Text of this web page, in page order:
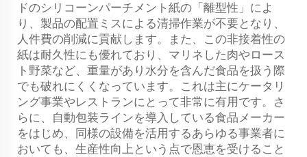
ドのシリコーンパーチメント紙の「離型性」によ
り、製品の配置ミスによる清掃作業が不要となり、
人件費の削減に貢献します。また、この非接着性の
紙は耐久性にも優れており、マリネした肉やロース
ト野菜など、重量があり水分を含んだ食品を扱う際
でも破れにくくなっています。これは主にケータリ
ング事業やレストランにとって非常に有用です。さ
らに、自動包装ラインを導入している食品メーカー
をはじめ、同様の設備を活用するあらゆる事業者に
おいても、生産性向上という点で恩恵を受けること